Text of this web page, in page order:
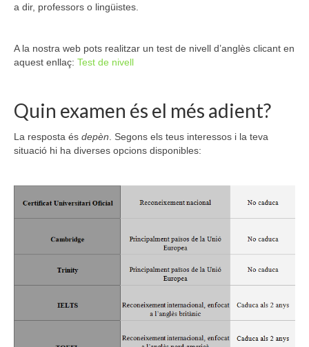
a dir, professors o lingüistes.
A la nostra web pots realitzar un test de nivell d’anglès clicant en
aquest enllaç: Test de nivell
Quin examen és el més adient?
La resposta és depèn . Segons els teus interessos i la teva
situació hi ha diverses opcions disponibles: